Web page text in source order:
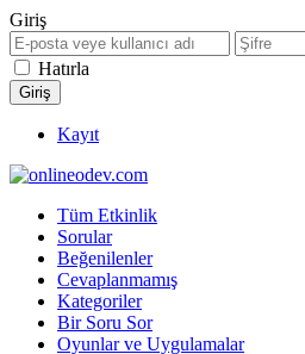
Giriş
Hatırla
Kayıt
Tüm Etkinlik
Sorular
Beğenilenler
Cevaplanmamış
Kategoriler
Bir Soru Sor
Oyunlar ve Uygulamalar